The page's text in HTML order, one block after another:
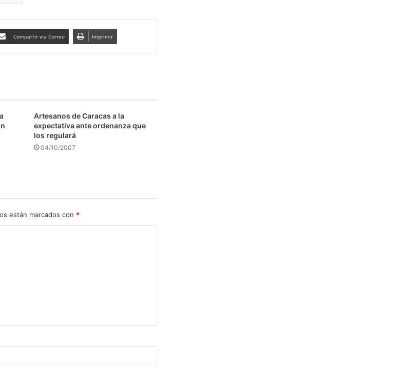
Compartir via Correo Imprimir
Artesanos de Caracas a la
expectativa ante ordenanza que
los regulará
04/10/2007
están marcados con *